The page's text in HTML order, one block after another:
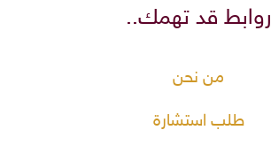
روابط قد تهمك..
من نحن
طلب استشارة